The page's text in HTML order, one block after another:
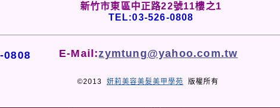
新竹市東區中正路22號11樓之1
TEL:03-526-0808
0808 E-Mail:zymtung@yahoo.com.tw
©2013 妍莉美容美髮美甲學苑 版權所有